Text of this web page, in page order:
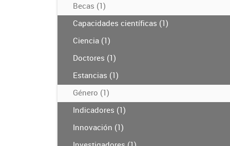
Becas (1)
Capacidades científicas (1)
Ciencia (1)
Doctores (1)
Estancias (1)
Género (1)
Indicadores (1)
Innovación (1)